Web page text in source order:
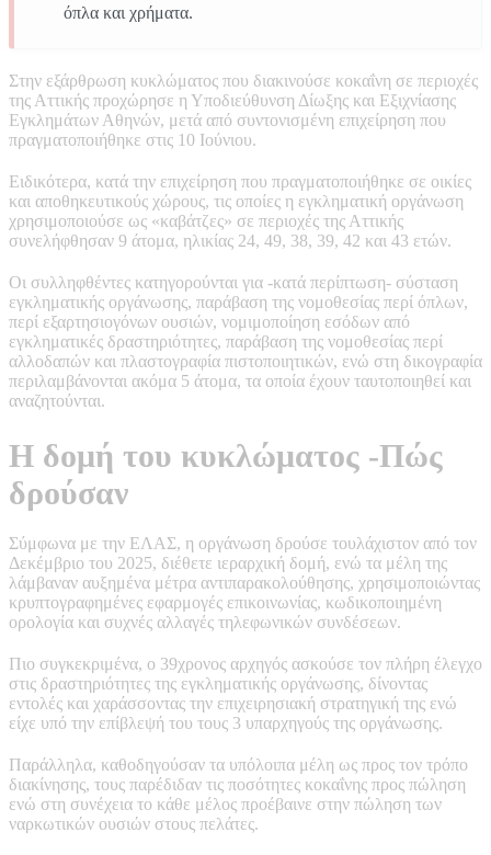
όπλα και χρήματα.
Στην εξάρθρωση κυκλώματος που διακινούσε κοκαΐνη σε περιοχές
της Αττικής προχώρησε η Υποδιεύθυνση Δίωξης και Εξιχνίασης
Εγκλημάτων Αθηνών, μετά από συντονισμένη επιχείρηση που
πραγματοποιήθηκε στις 10 Ιούνιου.
Ειδικότερα, κατά την επιχείρηση που πραγματοποιήθηκε σε οικίες
και αποθηκευτικούς χώρους, τις οποίες η εγκληματική οργάνωση
χρησιμοποιούσε ως «καβάτζες» σε περιοχές της Αττικής
συνελήφθησαν 9 άτομα, ηλικίας 24, 49, 38, 39, 42 και 43 ετών.
Οι συλληφθέντες κατηγορούνται για -κατά περίπτωση- σύσταση
εγκληματικής οργάνωσης, παράβαση της νομοθεσίας περί όπλων,
περί εξαρτησιογόνων ουσιών, νομιμοποίηση εσόδων από
εγκληματικές δραστηριότητες, παράβαση της νομοθεσίας περί
αλλοδαπών και πλαστογραφία πιστοποιητικών, ενώ στη δικογραφία
περιλαμβάνονται ακόμα 5 άτομα, τα οποία έχουν ταυτοποιηθεί και
αναζητούνται.
Η δομή του κυκλώματος -Πώς
δρούσαν
Σύμφωνα με την ΕΛΑΣ, η οργάνωση δρούσε τουλάχιστον από τον
Δεκέμβριο του 2025, διέθετε ιεραρχική δομή, ενώ τα μέλη της
λάμβαναν αυξημένα μέτρα αντιπαρακολούθησης, χρησιμοποιώντας
κρυπτογραφημένες εφαρμογές επικοινωνίας, κωδικοποιημένη
ορολογία και συχνές αλλαγές τηλεφωνικών συνδέσεων.
Πιο συγκεκριμένα, ο 39χρονος αρχηγός ασκούσε τον πλήρη έλεγχο
στις δραστηριότητες της εγκληματικής οργάνωσης, δίνοντας
εντολές και χαράσσοντας την επιχειρησιακή στρατηγική της ενώ
είχε υπό την επίβλεψή του τους 3 υπαρχηγούς της οργάνωσης.
Παράλληλα, καθοδηγούσαν τα υπόλοιπα μέλη ως προς τον τρόπο
διακίνησης, τους παρέδιδαν τις ποσότητες κοκαΐνης προς πώληση
ενώ στη συνέχεια το κάθε μέλος προέβαινε στην πώληση των
ναρκωτικών ουσιών στους πελάτες.